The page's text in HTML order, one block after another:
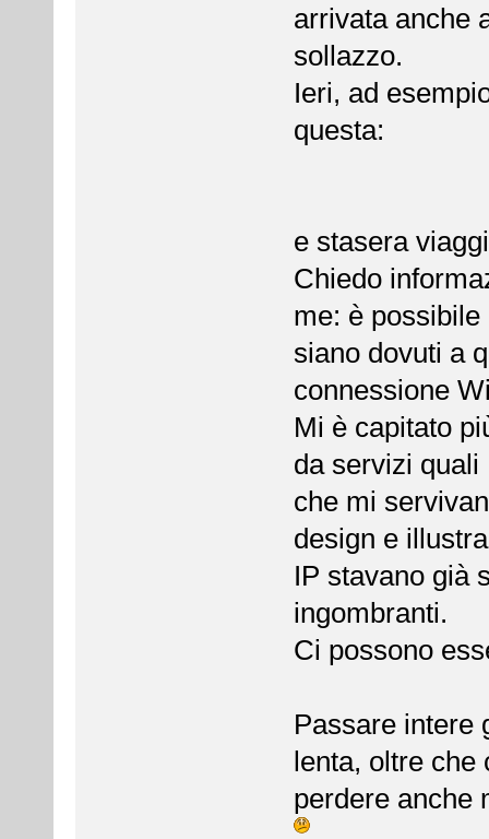
arrivata anche
sollazzo.
Ieri, ad
questa:
e stasera
Chiedo
me: è
siano dovuti a
connessione
Mi è capitato
da servizi
che mi
design e
IP stavano già
ingombranti.
Ci possono
Passare intere
lenta, oltre che
perdere anche